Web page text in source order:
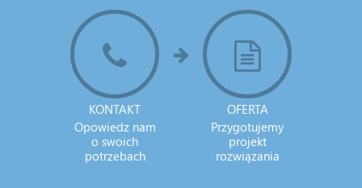
KONTAKT
Opowiedz nam
o swoich
potrzebach
OFERTA
Przygotujemy
projekt
rozwiązania